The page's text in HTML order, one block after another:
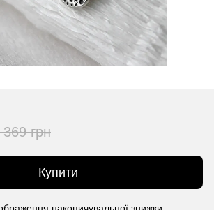
369 грн
Купити
накопичувальної знижки